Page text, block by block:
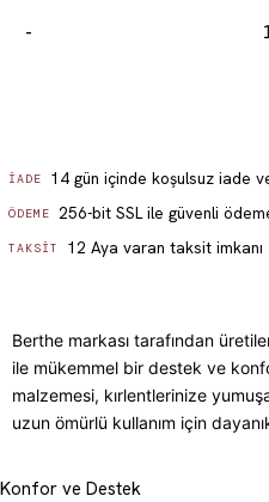
-
İADE 14 gün içinde koşulsuz iade
ÖDEME 256-bit SSL ile güvenli
TAKSIT 12 Aya varan taksit imkanı
Berthe markası tarafından
ile mükemmel bir destek ve
malzemesi, kırlentlerinize
uzun ömürlü kullanım için
Konfor ve Destek